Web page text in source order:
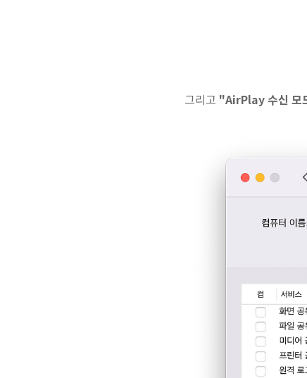
그리고 "AirPlay 수신 모